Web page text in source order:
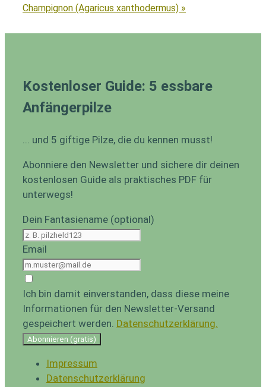
Champignon (Agaricus xanthodermus) »
Kostenloser Guide: 5 essbare
Anfängerpilze
... und 5 giftige Pilze, die du kennen musst!
Abonniere den Newsletter und sichere dir deinen
kostenlosen Guide als praktisches PDF für
unterwegs!
Dein Fantasiename (optional)
Email
Ich bin damit einverstanden, dass diese meine
Informationen für den Newsletter-Versand
gespeichert werden. Datenschutzerklärung.
Abonnieren (gratis)
Impressum
Datenschutzerklärung